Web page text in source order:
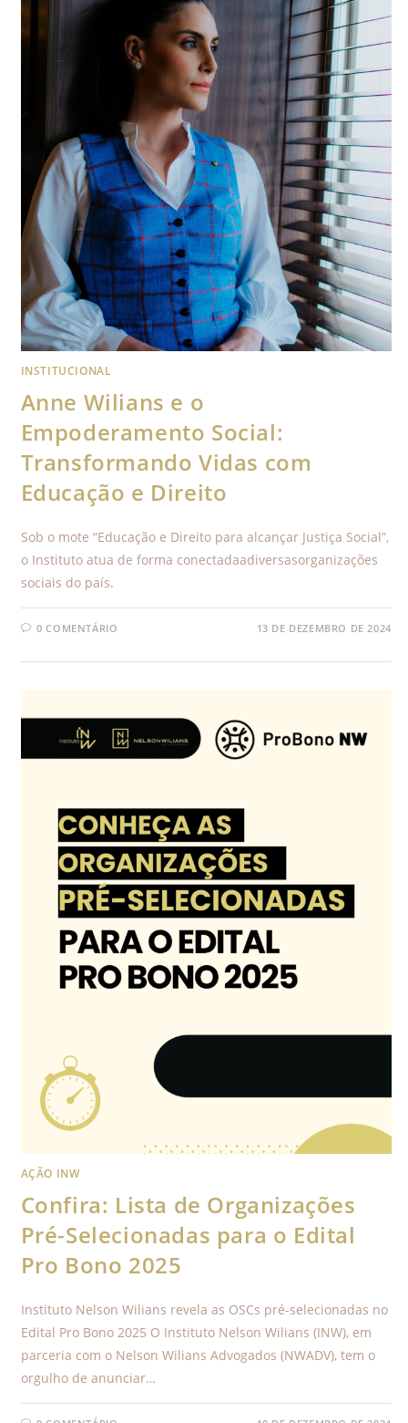
INSTITUCIONAL
Anne Wilians e o
Empoderamento Social:
Transformando Vidas com
Educação e Direito
Sob o mote “Educação e Direito para alcançar Justiça Social”,
o Instituto atua de forma conectadaadiversasorganizações
sociais do país.
0 COMENTÁRIO 13 DE DEZEMBRO DE 2024
AÇÃO INW
Confira: Lista de Organizações
Pré-Selecionadas para o Edital
Pro Bono 2025
Instituto Nelson Wilians revela as OSCs pré-selecionadas no
Edital Pro Bono 2025 O Instituto Nelson Wilians (INW), em
parceria com o Nelson Wilians Advogados (NWADV), tem o
orgulho de anunciar…